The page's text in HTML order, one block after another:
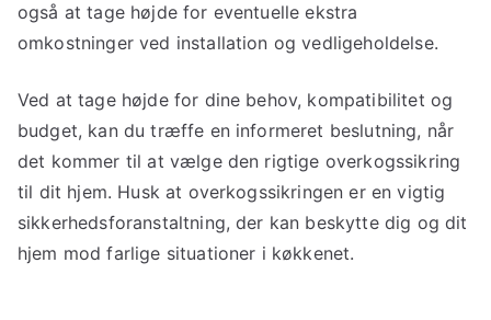
også at tage højde for eventuelle ekstra
omkostninger ved installation og vedligeholdelse.
Ved at tage højde for dine behov, kompatibilitet og
budget, kan du træffe en informeret beslutning, når
det kommer til at vælge den rigtige overkogssikring
til dit hjem. Husk at overkogssikringen er en vigtig
sikkerhedsforanstaltning, der kan beskytte dig og dit
hjem mod farlige situationer i køkkenet.